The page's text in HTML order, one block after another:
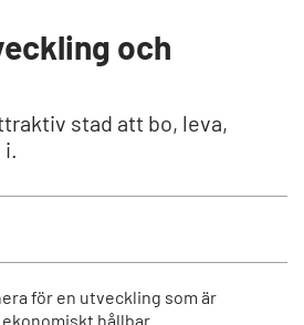
och
stad att bo, leva,
för en utveckling som är
hållbar.